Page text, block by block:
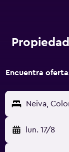
Encuentra
Neiva,
lun. 17/8